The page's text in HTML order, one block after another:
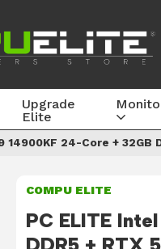
Upgrade
Elite
14900KF 24-Core + 32GB
COMPU ELITE
PC ELITE